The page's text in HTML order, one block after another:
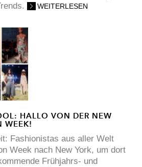
WEITERLESEN
HALLO VON DER NEW
WEEK!
Fashionistas aus aller Welt
Week nach New York, um dort
Frühjahrs- und